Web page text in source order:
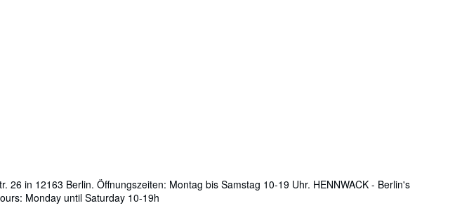
in 12163 Berlin. Öffnungszeiten: Montag bis Samstag 10-19 Uhr. HENNWACK - Berlin's
Monday until Saturday 10-19h